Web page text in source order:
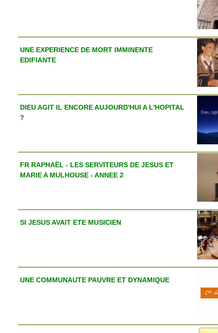
UNE EXPERIENCE DE MORT IMMINENTE
EDIFIANTE
DIEU AGIT IL ENCORE AUJOURD'HUI A L'HOPITAL
?
FR RAPHAËL - LES SERVITEURS DE JESUS ET
MARIE A MULHOUSE - ANNEE 2
SI JESUS AVAIT ETE MUSICIEN
UNE COMMUNAUTE PAUVRE ET DYNAMIQUE